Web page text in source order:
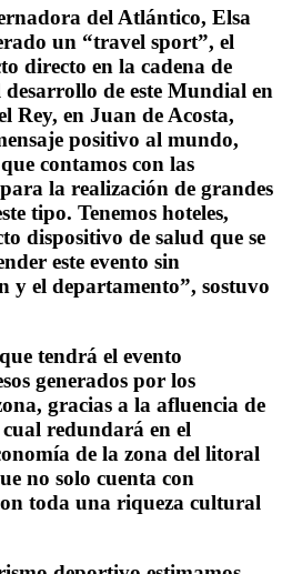
del Atlántico, Elsa
un “travel sport”, el
directo en la cadena de
de este Mundial en
Rey, en Juan de Acosta,
positivo al mundo,
contamos con las
la realización de grandes
tipo. Tenemos hoteles,
dispositivo de salud que se
este evento sin
y el departamento”, sostuvo
tendrá el evento
generados por los
gracias a la afluencia de
redundará en el
de la zona del litoral
no solo cuenta con
toda una riqueza cultural